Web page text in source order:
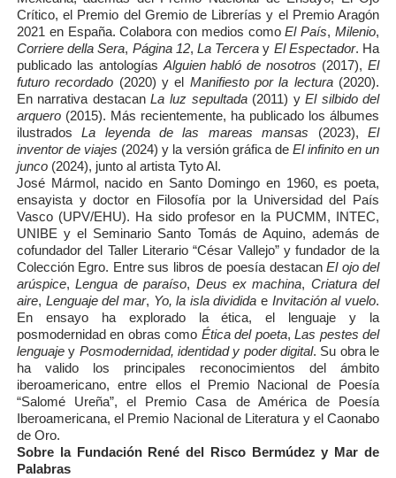
Crítico, el Premio del Gremio de Librerías y el Premio Aragón
2021 en España. Colabora con medios comoEl País,Milenio,
Corriere della Sera, Página 12,La Tercera y El Espectador. Ha
publicado las antologías Alguien habló de nosotros (2017),El
futuro recordado (2020) y el Manifiesto por la lectura(2020).
En narrativa destacanLa luz sepultada(2011) yEl silbido del
arquero(2015). Más recientemente, ha publicado los álbumes
ilustradosLa leyenda de las mareas mansas (2023),El
inventor de viajes (2024) y la versión gráfica de El infinito en un
junco(2024), junto al artista Tyto Al.
José Mármol, nacido en Santo Domingo en 1960, es poeta,
ensayista y doctor en Filosofía por la Universidad del País
Vasco (UPV/EHU). Ha sido profesor en la PUCMM, INTEC,
UNIBE y el Seminario Santo Tomás de Aquino, además de
cofundador del Taller Literario “César Vallejo” y fundador de la
Colección Egro. Entre sus libros de poesía destacanEl ojo del
arúspice,Lengua de paraíso, Deus ex machina, Criatura del
aire, Lenguaje del mar, Yo, la isla dividida e Invitación al vuelo.
En ensayo ha explorado la ética, el lenguaje y la
posmodernidad en obras como Ética del poeta,Las pestes del
lenguajey Posmodernidad, identidad y poder digital. Su obra le
ha valido los principales reconocimientos del ámbito
iberoamericano, entre ellos el Premio Nacional de Poesía
“Salomé Ureña”, el Premio Casa de América de Poesía
Iberoamericana, el Premio Nacional de Literatura y el Caonabo
de Oro.
Sobre la Fundación René del Risco Bermúdez y Mar de
Palabras